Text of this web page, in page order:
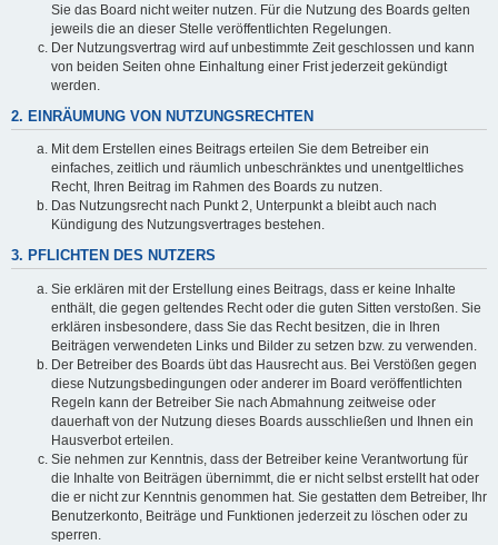
Sie das Board nicht weiter nutzen. Für die Nutzung des Boards gelten
jeweils die an dieser Stelle veröffentlichten Regelungen.
Der Nutzungsvertrag wird auf unbestimmte Zeit geschlossen und kann
von beiden Seiten ohne Einhaltung einer Frist jederzeit gekündigt
werden.
2. EINRÄUMUNG VON NUTZUNGSRECHTEN
Mit dem Erstellen eines Beitrags erteilen Sie dem Betreiber ein
einfaches, zeitlich und räumlich unbeschränktes und unentgeltliches
Recht, Ihren Beitrag im Rahmen des Boards zu nutzen.
Das Nutzungsrecht nach Punkt 2, Unterpunkt a bleibt auch nach
Kündigung des Nutzungsvertrages bestehen.
3. PFLICHTEN DES NUTZERS
Sie erklären mit der Erstellung eines Beitrags, dass er keine Inhalte
enthält, die gegen geltendes Recht oder die guten Sitten verstoßen. Sie
erklären insbesondere, dass Sie das Recht besitzen, die in Ihren
Beiträgen verwendeten Links und Bilder zu setzen bzw. zu verwenden.
Der Betreiber des Boards übt das Hausrecht aus. Bei Verstößen gegen
diese Nutzungsbedingungen oder anderer im Board veröffentlichten
Regeln kann der Betreiber Sie nach Abmahnung zeitweise oder
dauerhaft von der Nutzung dieses Boards ausschließen und Ihnen ein
Hausverbot erteilen.
Sie nehmen zur Kenntnis, dass der Betreiber keine Verantwortung für
die Inhalte von Beiträgen übernimmt, die er nicht selbst erstellt hat oder
die er nicht zur Kenntnis genommen hat. Sie gestatten dem Betreiber, Ihr
Benutzerkonto, Beiträge und Funktionen jederzeit zu löschen oder zu
sperren.